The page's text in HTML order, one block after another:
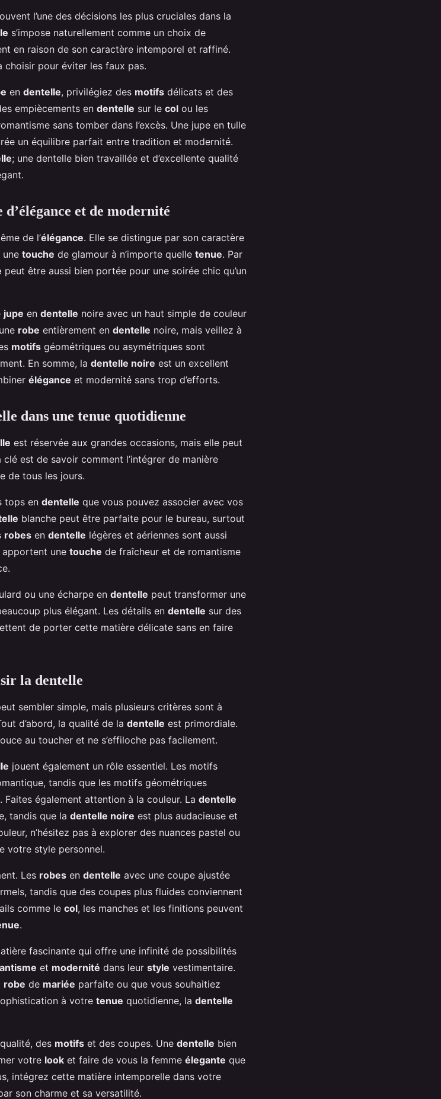
l’une des décisions les plus cruciales dans la
s’impose naturellement comme un choix de
en raison de son caractère intemporel et raffiné.
choisir pour éviter les faux pas.
en dentelle, privilégiez des motifs délicats et des
empiècements en dentelle sur le col ou les
sans tomber dans l’excès. Une jupe en tulle
un équilibre parfait entre tradition et modernité.
; une dentelle bien travaillée et d’excellente qualité
et de modernité
de l’élégance. Elle se distingue par son caractère
touche de glamour à n’importe quelle tenue. Par
peut être aussi bien portée pour une soirée chic qu’un
jupe en dentelle noire avec un haut simple de couleur
robe entièrement en dentelle noire, mais veillez à
motifs géométriques ou asymétriques sont
En somme, la dentelle noire est un excellent
élégance et modernité sans trop d’efforts.
dans une tenue quotidienne
est réservée aux grandes occasions, mais elle peut
est de savoir comment l’intégrer de manière
de tous les jours.
tops en dentelle que vous pouvez associer avec vos
blanche peut être parfaite pour le bureau, surtout
robes en dentelle légères et aériennes sont aussi
apportent une touche de fraîcheur et de romantisme
ou une écharpe en dentelle peut transformer une
plus élégant. Les détails en dentelle sur des
de porter cette matière délicate sans en faire
la dentelle
sembler simple, mais plusieurs critères sont à
d’abord, la qualité de la dentelle est primordiale.
au toucher et ne s’effiloche pas facilement.
jouent également un rôle essentiel. Les motifs
tandis que les motifs géométriques
Faites également attention à la couleur. La dentelle
tandis que la dentelle noire est plus audacieuse et
n’hésitez pas à explorer des nuances pastel ou
votre style personnel.
Les robes en dentelle avec une coupe ajustée
tandis que des coupes plus fluides conviennent
comme le col, les manches et les finitions peuvent
.
fascinante qui offre une infinité de possibilités
et modernité dans leur style vestimentaire.
robe de mariée parfaite ou que vous souhaitiez
à votre tenue quotidienne, la dentelle
des motifs et des coupes. Une dentelle bien
votre look et faire de vous la femme élegante que
intégrez cette matière intemporelle dans votre
son charme et sa versatilité.